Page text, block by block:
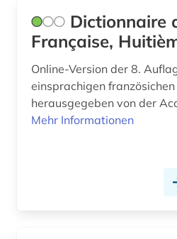
gesundheitsfürsorge (1)
gesundheitswesen (1)
gesundheitsökonomie (1)
gotik (1)
Dictionnaire
Française,
Online-Version der 8.
einsprachigen
herausgegeben von der
Mehr Informationen